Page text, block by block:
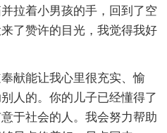
拉着小男孩的手，回到了空
了赞许的目光，我觉得我好
献能让我心里很充实、愉
人的。你的儿子已经懂得了
于社会的人。我会努力帮助